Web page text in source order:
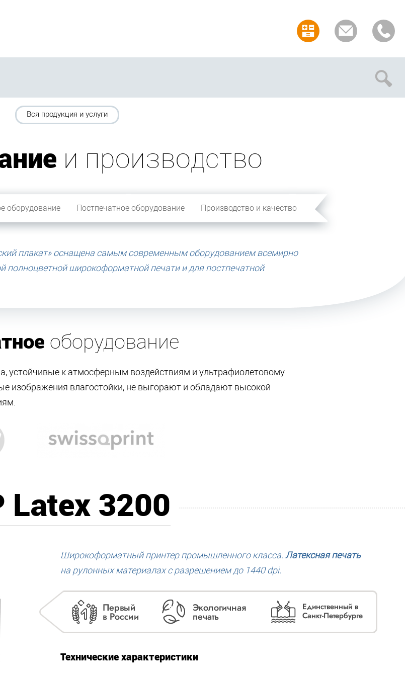
Отмена
Вся продукция и услуги
и производство
оборудование Постпечатное оборудование Производство и качество
плакат» оснащена самым современным оборудованием всемирно
полноцветной широкоформатной печати и для постпечатной
оборудование
устойчивые к атмосферным воздействиям и ультрафиолетовому
изображения влагостойки, не выгорают и обладают высокой
Latex 3200
Широкоформатный принтер промышленного класса. Латексная печать
на рулонных материалах с разрешением до 1440 dpi.
Технические характеристики